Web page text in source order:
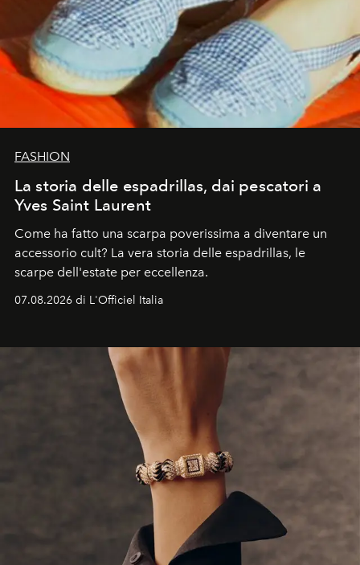
FASHION
La storia delle espadrillas, dai pescatori a
Yves Saint Laurent
Come ha fatto una scarpa poverissima a diventare un
accessorio cult? La vera storia delle espadrillas, le
scarpe dell'estate per eccellenza.
07.08.2026 di L'Officiel Italia